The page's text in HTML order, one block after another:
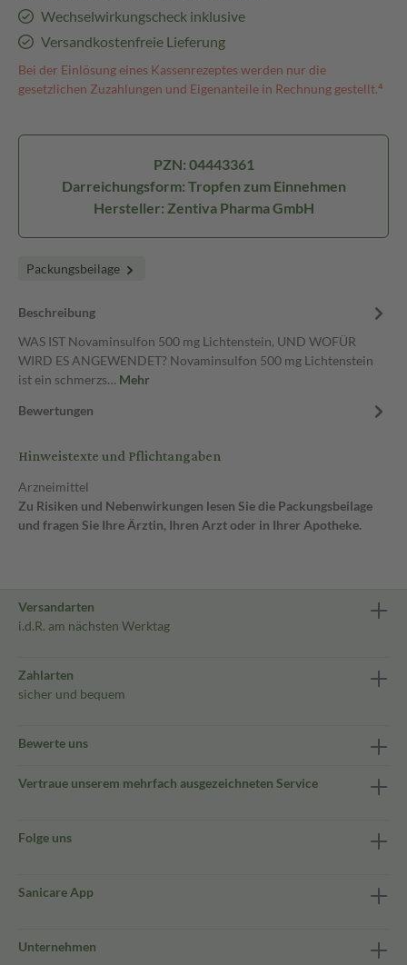
Wechselwirkungscheck inklusive
Versandkostenfreie Lieferung
Bei der Einlösung eines Kassenrezeptes werden nur die
gesetzlichen Zuzahlungen und Eigenanteile in Rechnung gestellt.⁴
PZN: 04443361
Darreichungsform: Tropfen zum Einnehmen
Hersteller: Zentiva Pharma GmbH
Packungsbeilage
Beschreibung
WAS IST Novaminsulfon 500 mg Lichtenstein, UND WOFÜR
WIRD ES ANGEWENDET? Novaminsulfon 500 mg Lichtenstein
ist ein schmerzs… Mehr
Bewertungen
Hinweistexte und Pflichtangaben
Arzneimittel
Zu Risiken und Nebenwirkungen lesen Sie die Packungsbeilage
und fragen Sie Ihre Ärztin, Ihren Arzt oder in Ihrer Apotheke.
Versandarten
i.d.R. am nächsten Werktag
Zahlarten
sicher und bequem
Bewerte uns
Vertraue unserem mehrfach ausgezeichneten Service
Folge uns
Sanicare App
Unternehmen